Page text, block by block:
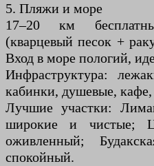
5. Пляжи и море
17–20 км
(кварцевый песок +
Вход в море пологий,
Инфраструктура:
кабинки, душевые, кафе,
Лучшие участки:
широкие и чистые;
оживленный;
спокойный.